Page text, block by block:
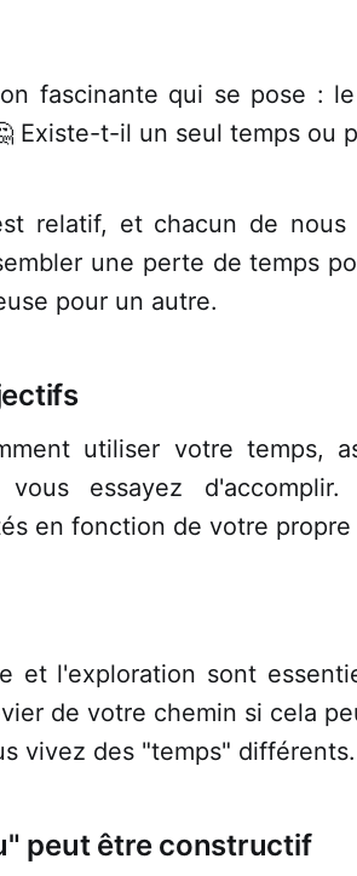
fascinante qui se pose :
Existe-t-il un seul temps ou
relatif, et chacun de
une perte de temps
pour un autre.
utiliser votre temps,
essayez
en fonction de votre
et l'exploration sont
de votre chemin si cela
vivez des "temps" différents.
peut être constructif